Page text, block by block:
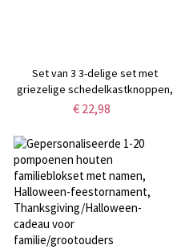
Set van 3 3-delige set met
griezelige schedelkastknoppen,
enkelvoudige handgrepen voor
housewarming-/Halloweencadeau
voor liefhebbers van gotiek
€ 22,98